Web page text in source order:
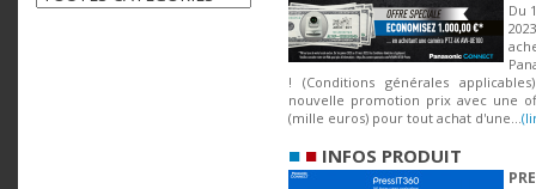
Du
! (Conditions générales
nouvelle promotion prix avec une
(mille euros) pour tout achat d'une...
■ ■ INFOS PRODUIT